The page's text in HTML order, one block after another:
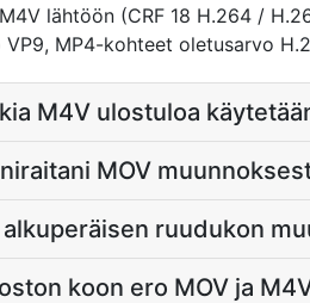
lähtöön (CRF 18 H.264 /
MP4-kohteet oletusarvo
M4V ulostuloa
MOV
ruudukon
koon ero MOV ja